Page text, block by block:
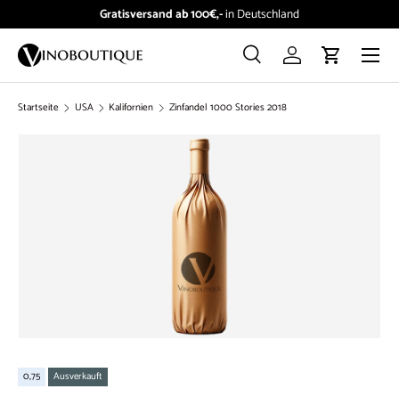
Direkt zum Inhalt
Gratisversand ab 100€,-in Deutschland
Suchen
Suche Einloggen
Menü
Startseite USA Kalifornien Zinfandel 1000 Stories 2018
0,75 Ausverkauft